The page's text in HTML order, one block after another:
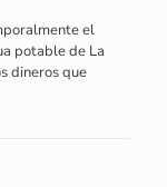
el
potable de La
dineros que